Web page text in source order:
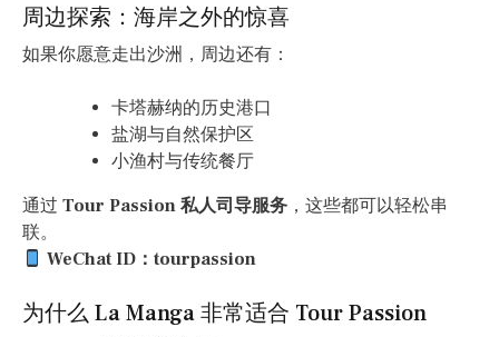
周边探索：海岸之外的惊喜
如果你愿意走出沙洲，周边还有：
卡塔赫纳的历史港口
盐湖与自然保护区
小渔村与传统餐厅
通过 Tour Passion 私人司导服务 ，这些都可以轻松串
联。
WeChat ID：tourpassion
为什么 La Manga 非常适合 Tour Passion